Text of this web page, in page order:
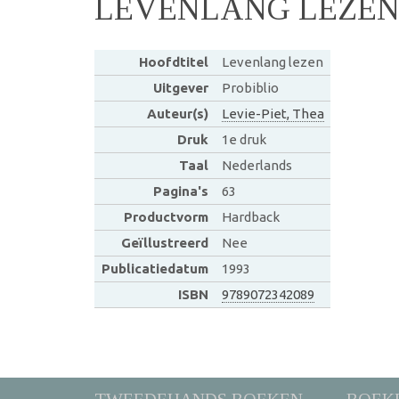
LEVENLANG LEZEN
Hoofdtitel
Levenlang lezen
Uitgever
Probiblio
Auteur(s)
Levie-Piet, Thea
Druk
1e druk
Taal
Nederlands
Pagina's
63
Productvorm
Hardback
Geïllustreerd
Nee
Publicatiedatum
1993
ISBN
9789072342089